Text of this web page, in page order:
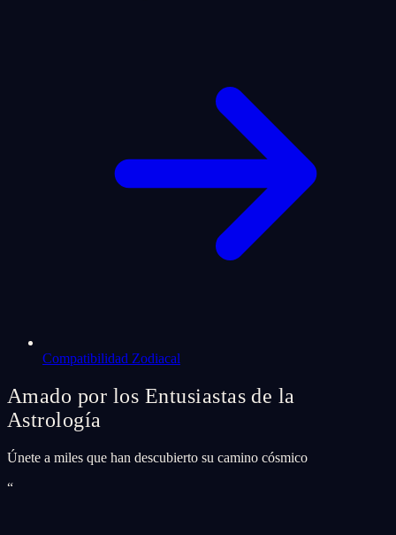
Compatibilidad Zodiacal
Amado por los Entusiastas de la
Astrología
Únete a miles que han descubierto su camino cósmico
“